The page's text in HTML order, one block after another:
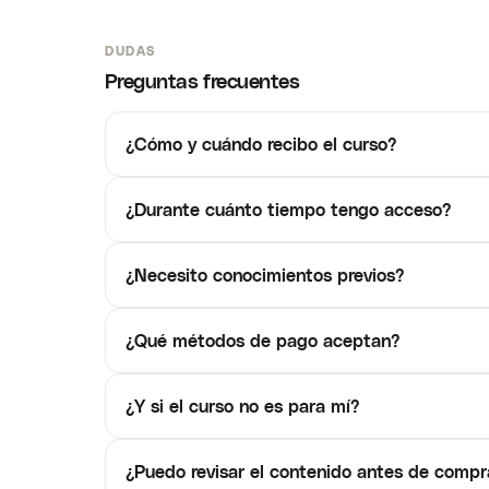
DUDAS
Preguntas frecuentes
¿Cómo y cuándo recibo el curso?
¿Durante cuánto tiempo tengo acceso?
¿Necesito conocimientos previos?
¿Qué métodos de pago aceptan?
¿Y si el curso no es para mí?
¿Puedo revisar el contenido antes de